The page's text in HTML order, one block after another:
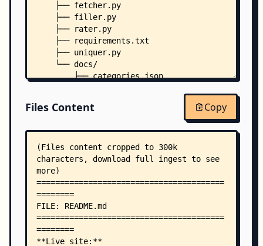
    ├── fetcher.py
    ├── filler.py
    ├── rater.py
    ├── requirements.txt
    ├── uniquer.py
    └── docs/
        ├── categories.json
        ├── style.css
        ├── tops_100/
        │   ├── TOP100PAID.md
        │   └── TOP100UPVOTED.md
        ├── tops_by_bug_type/
        │   ├── TOPACCOUNTTAKEOVER.md
        │   ├── TOPAPI.md
        │   ├── TOPAUTH.md
        │   ├── TOPBUSINESSLOGIC.md
        │   ├── TOPCLICKJACKING.md
        │   ├── TOPDOS.md
Files Content Copy